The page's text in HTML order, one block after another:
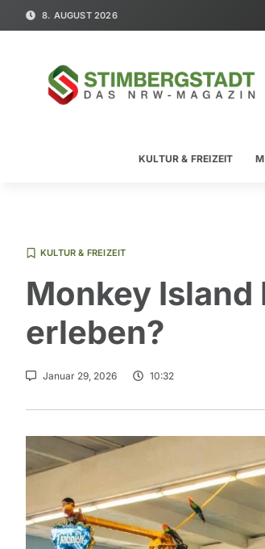
8. AUGUST 2026
KULTUR & FREIZEIT
KULTUR & FREIZEIT
Monkey Island
erleben?
Januar 29, 2026 10:32